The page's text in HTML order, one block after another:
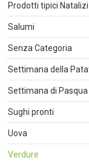
Prodotti tipici Natalizi
Salumi
Senza Categoria
Settimana della
Settimana di Pasqua
Sughi pronti
Uova
Verdure